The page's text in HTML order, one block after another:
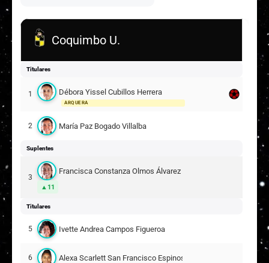
Coquimbo U.
Titulares
1 Débora Yissel Cubillos Herrera
ARQUERA
2 María Paz Bogado Villalba
Suplentes
3
Francisca Constanza Olmos Álvarez
11
Titulares
5 Ivette Andrea Campos Figueroa
6 Alexa Scarlett San Francisco Espinosa